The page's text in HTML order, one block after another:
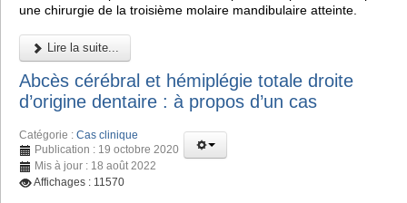
une chirurgie de la troisième molaire mandibulaire atteinte.
Lire la suite...
Abcès cérébral et hémiplégie totale droite
d’origine dentaire : à propos d’un cas
Catégorie : Cas clinique
Publication : 19 octobre 2020
Mis à jour : 18 août 2022
Affichages : 11570